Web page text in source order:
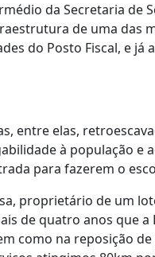
da Secretaria de
de uma das
do Posto Fiscal, e
entre elas,
à população e
para fazerem o
proprietário de um
de quatro anos que
como na reposição